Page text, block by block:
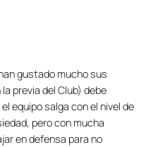
gustado mucho sus
previa del Club) debe
equipo salga con el nivel de
pero con mucha
en defensa para no